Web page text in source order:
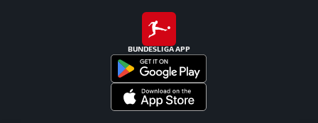
BUNDESLIGA APP